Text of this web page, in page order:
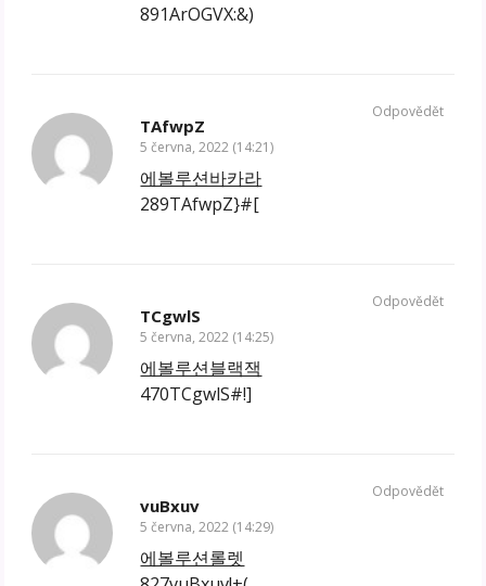
891ArOGVX:&)
TAfwpZ
5 června, 2022 (14:21)
에볼루션바카라
289TAfwpZ}#[
Odpovědět
TCgwlS
5 června, 2022 (14:25)
에볼루션블랙잭
470TCgwlS#!]
Odpovědět
vuBxuv
5 června, 2022 (14:29)
에볼루션롤렛
Odpovědět